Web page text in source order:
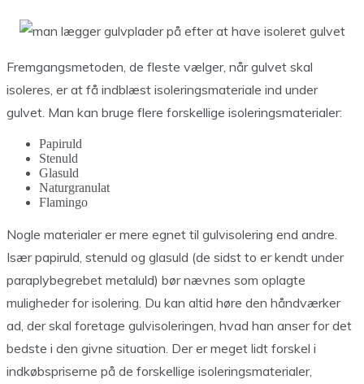
Fremgangsmetoden, de fleste vælger, når gulvet skal
isoleres, er at få indblæst isoleringsmateriale ind under
gulvet. Man kan bruge flere forskellige isoleringsmaterialer:
Papiruld
Stenuld
Glasuld
Naturgranulat
Flamingo
Nogle materialer er mere egnet til gulvisolering end andre.
Især papiruld, stenuld og glasuld (de sidst to er kendt under
paraplybegrebet metaluld) bør nævnes som oplagte
muligheder for isolering. Du kan altid høre den håndværker
ad, der skal foretage gulvisoleringen, hvad han anser for det
bedste i den givne situation. Der er meget lidt forskel i
indkøbspriserne på de forskellige isoleringsmaterialer,